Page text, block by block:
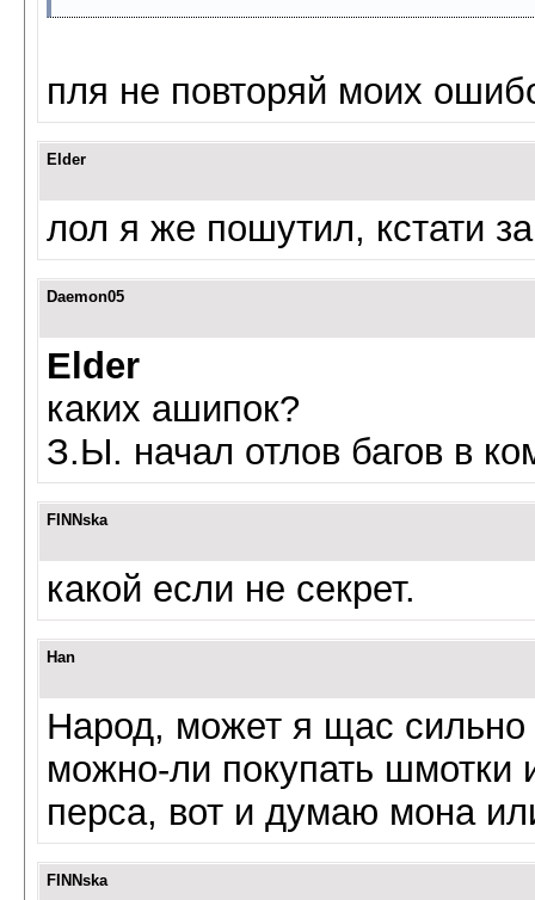
пля не повторяй моих
Elder
лол я же пошутил, кстати
Daemon05
Elder
каких ашипок?
З.Ы. начал отлов багов в
FINNska
какой если не секрет.
Han
Народ, может я щас сильно
можно-ли покупать шмотки
перса, вот и думаю мона
FINNska